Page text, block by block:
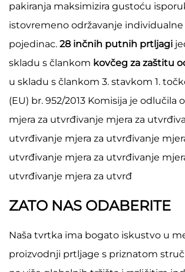
pakiranja maksimizira gustoću
istovremeno održavanje individualne
pojedinac. 28 inčnih putnih prtljagi
skladu s člankom kovčeg za zaštitu
u skladu s člankom 3. stavkom 1.
(EU) br. 952/2013 Komisija je odlučila
mjera za utvrđivanje mjera za
utvrđivanje mjera za utvrđivanje
utvrđivanje mjera za utvrđivanje
utvrđivanje mjera za utvrđ
ZATO NAS ODABERITE
Naša tvrtka ima bogato iskustvo u
proizvodnji prtljage s priznatom